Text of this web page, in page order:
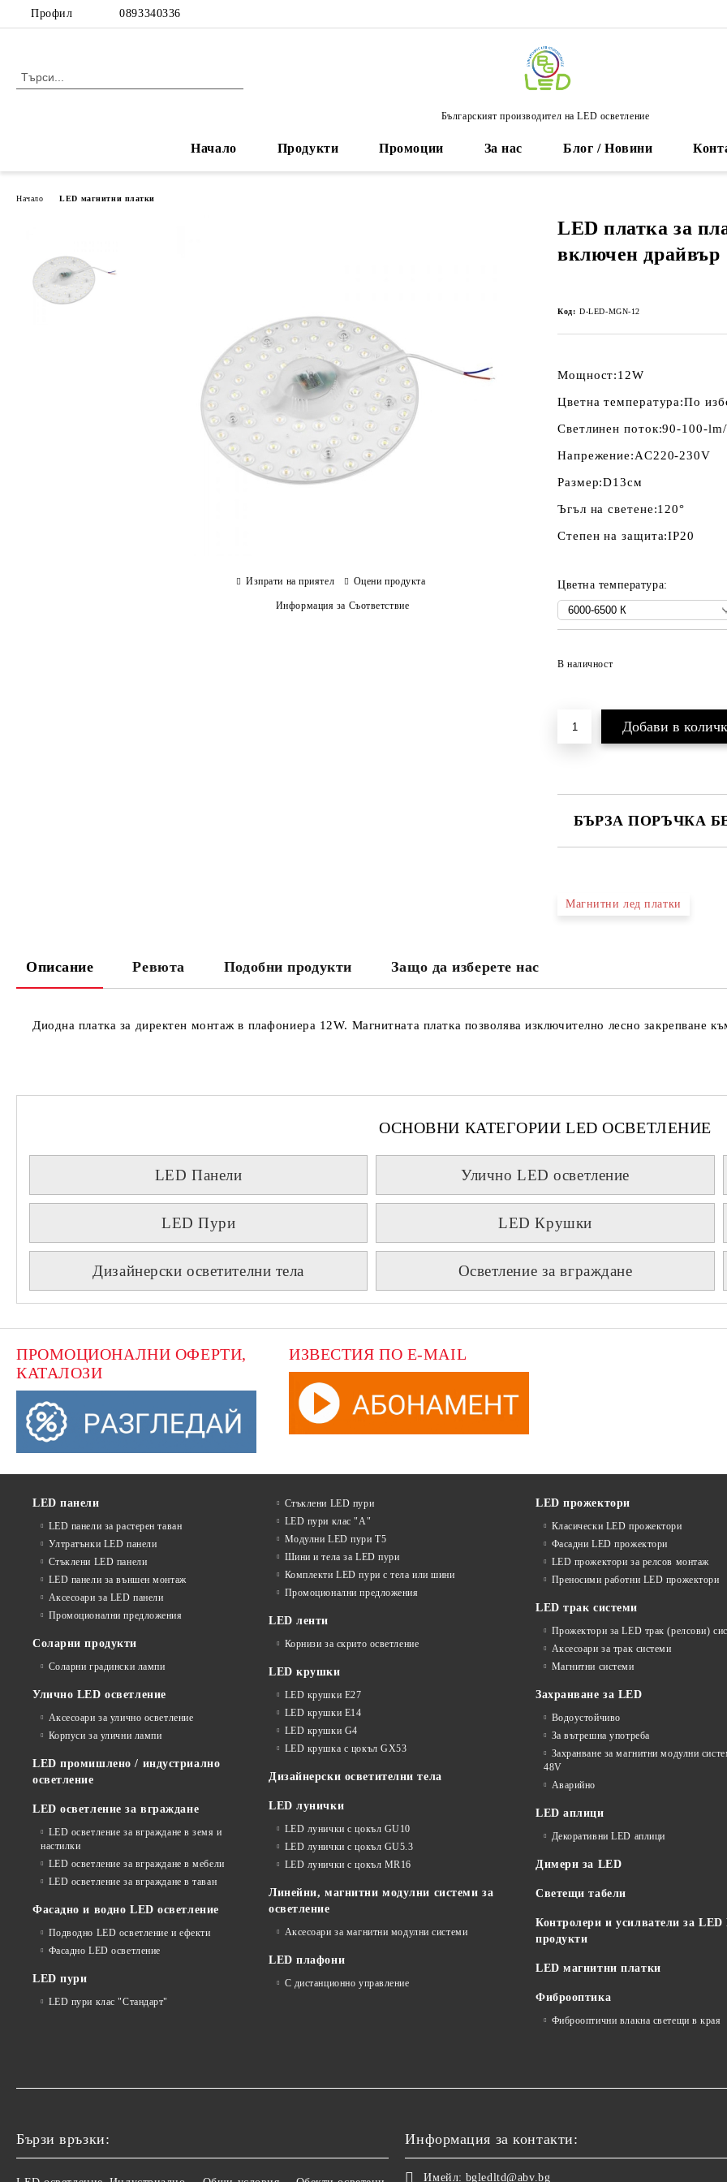
Профил 0893340336
Българският производител на LED осветление
Начало Продукти Промоции За нас Блог / Новини
Начало LED магнитни платки
LED платка за
включен драйвър
Код: D-LED-MGN-12
Мощност:12W
Цветна температура:По
Светлинен поток:90-100-
Напрежение:AC220-230V
Размер:D13см
Ъгъл на светене:120°
Степен на защита:IP20
Цветна температура:
В наличност
БЪРЗА ПОРЪЧКА
Натискайки бутона "Купи сега",
Магнитни лед платки
Изпрати на приятел Оцени продукта
Информация за Съответствие
Описание Ревюта Подобни продукти Защо да изберете нас
Диодна платка за директен монтаж в плафониера 12W. Магнитната платка позволява изключително лесно закрепване
ОСНОВНИ КАТЕГОРИИ LED ОСВЕТЛЕНИЕ
LED Панели Улично LED осветление
LED Пури LED Крушки
Дизайнерски осветителни тела Осветление за вграждане
ПРОМОЦИОНАЛНИ ОФЕРТИ,
КАТАЛОЗИ
ИЗВЕСТИЯ ПО E-MAIL
LED панели
LED панели за растерен таван
Ултратънки LED панели
Стъклени LED панели
LED панели за външен монтаж
Аксесоари за LED панели
Промоционални предложения
Соларни продукти
Соларни градински лампи
Улично LED осветление
Аксесоари за улично осветление
Корпуси за улични лампи
LED промишлено / индустриално
осветление
LED осветление за вграждане
LED осветление за вграждане в земя и
настилки
LED осветление за вграждане в мебели
LED осветление за вграждане в таван
Фасадно и водно LED осветление
Подводно LED осветление и ефекти
Фасадно LED осветление
LED пури
LED пури клас "Стандарт"
Стъклени LED пури
LED пури клас "А"
Модулни LED пури T5
Шини и тела за LED пури
Комплекти LED пури с тела или шини
Промоционални предложения
LED ленти
Корнизи за скрито осветление
LED крушки
LED крушки E27
LED крушки E14
LED крушки G4
LED крушка с цокъл GX53
Дизайнерски осветителни тела
LED лунички
LED лунички с цокъл GU10
LED лунички с цокъл GU5.3
LED лунички с цокъл MR16
Линейни, магнитни модулни системи за
осветление
Аксесоари за магнитни модулни системи
LED плафони
С дистанционно управление
LED прожектори
Класически LED прожектори
Фасадни LED прожектори
LED прожектори за релсов монтаж
Преносими работни LED прожектори
LED трак системи
Прожектори за LED трак (релсови)
Аксесоари за трак системи
Магнитни системи
Захранване за LED
Водоустойчиво
За вътрешна употреба
Захранване за магнитни модулни
48V
Аварийно
LED аплици
Декоративни LED аплици
Димери за LED
Светещи табели
Контролери и усилватели за LED
продукти
LED магнитни платки
Фиброоптика
Фиброоптични влакна светещи в края
Бързи връзки: Информация за контакти:
Имейл: bgledltd@abv.bg